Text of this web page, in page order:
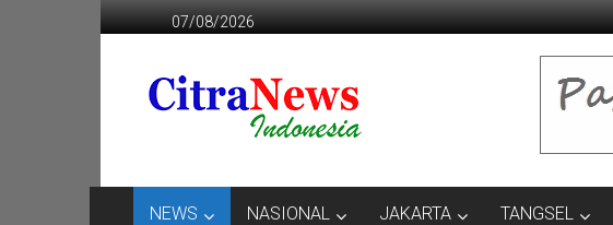
ke
07/08/2026
CITRANEWS
INDONESIA
NEWS NASIONAL JAKARTA TANGSEL